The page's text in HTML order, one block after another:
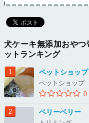
犬ケーキ無添加おや
ットランキング
ペットショッ
ペットショップ
ベリーベリー